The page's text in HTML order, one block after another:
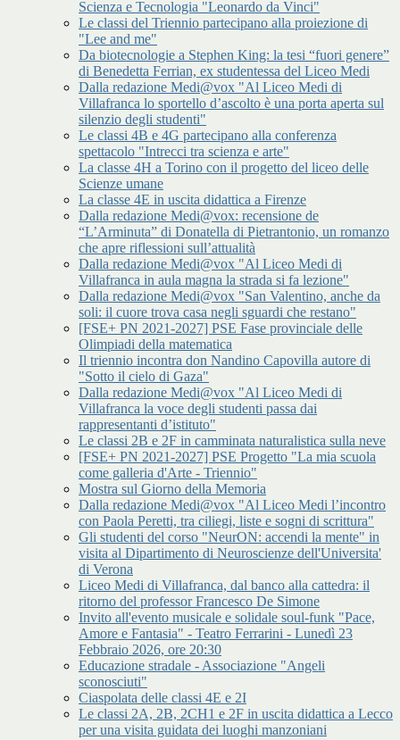
Scienza e Tecnologia "Leonardo da Vinci"
Le classi del Triennio partecipano alla proiezione di
"Lee and me"
Da biotecnologie a Stephen King: la tesi “fuori genere”
di Benedetta Ferrian, ex studentessa del Liceo Medi
Dalla redazione Medi@vox "Al Liceo Medi di
Villafranca lo sportello d’ascolto è una porta aperta sul
silenzio degli studenti"
Le classi 4B e 4G partecipano alla conferenza
spettacolo "Intrecci tra scienza e arte"
La classe 4H a Torino con il progetto del liceo delle
Scienze umane
La classe 4E in uscita didattica a Firenze
Dalla redazione Medi@vox: recensione de
“L’Arminuta” di Donatella di Pietrantonio, un romanzo
che apre riflessioni sull’attualità
Dalla redazione Medi@vox "Al Liceo Medi di
Villafranca in aula magna la strada si fa lezione"
Dalla redazione Medi@vox "San Valentino, anche da
soli: il cuore trova casa negli sguardi che restano"
[FSE+ PN 2021-2027] PSE Fase provinciale delle
Olimpiadi della matematica
Il triennio incontra don Nandino Capovilla autore di
"Sotto il cielo di Gaza"
Dalla redazione Medi@vox "Al Liceo Medi di
Villafranca la voce degli studenti passa dai
rappresentanti d’istituto"
Le classi 2B e 2F in camminata naturalistica sulla neve
[FSE+ PN 2021-2027] PSE Progetto "La mia scuola
come galleria d'Arte - Triennio"
Mostra sul Giorno della Memoria
Dalla redazione Medi@vox "Al Liceo Medi l’incontro
con Paola Peretti, tra ciliegi, liste e sogni di scrittura"
Gli studenti del corso "NeurON: accendi la mente" in
visita al Dipartimento di Neuroscienze dell'Universita'
di Verona
Liceo Medi di Villafranca, dal banco alla cattedra: il
ritorno del professor Francesco De Simone
Invito all'evento musicale e solidale soul-funk "Pace,
Amore e Fantasia" - Teatro Ferrarini - Lunedì 23
Febbraio 2026, ore 20:30
Educazione stradale - Associazione "Angeli
sconosciuti"
Ciaspolata delle classi 4E e 2I
Le classi 2A, 2B, 2CH1 e 2F in uscita didattica a Lecco
per una visita guidata dei luoghi manzoniani